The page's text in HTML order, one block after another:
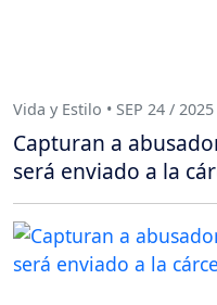
Vida y Estilo • SEP 24 / 2025
Capturan a
será enviado a la